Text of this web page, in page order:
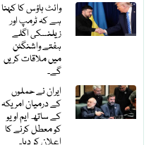
وائٹ ہاؤس کا کہنا
ہے کہ ٹرمپ اور
زیلنسکی اگلے
ہفتے واشنگٹن
میں ملاقات کریں
گے۔
ایران نے حملوں
کے درمیان امریکہ
کے ساتھ ایم او یو
کو معطل کرنے کا
اعلان کر دیا۔